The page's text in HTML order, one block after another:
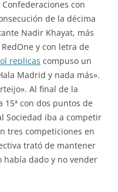
con
de la décima
Nadir Khayat, más
y con letra de
replicas compuso un
Madrid y nada más».
Al final de la
con dos puntos de
Sociedad iba a competir
tres competiciones en
trató de mantener
dado y no vender